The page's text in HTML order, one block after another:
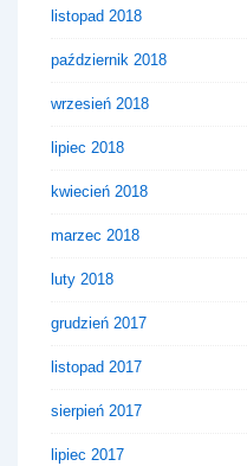
listopad 2018
październik 2018
wrzesień 2018
lipiec 2018
kwiecień 2018
marzec 2018
luty 2018
grudzień 2017
listopad 2017
sierpień 2017
lipiec 2017